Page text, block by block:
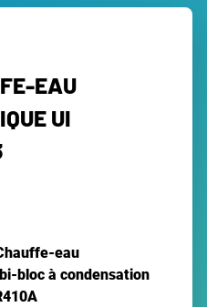
EAU
UI
eau
bloc à condensation